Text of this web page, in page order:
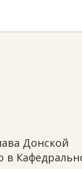
Донской
в